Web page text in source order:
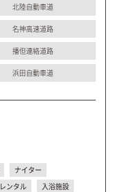
北陸自動車道
名神高速道路
播但連絡道路
浜田自動車道
ナイター
レンタル
入浴施設